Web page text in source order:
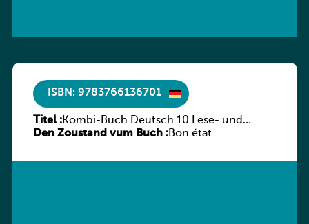
ISBN: 9783766136701
Titel :Kombi-Buch Deutsch 10 Lese- und
Sprachbuch
Den Zoustand vum Buch :Bon état